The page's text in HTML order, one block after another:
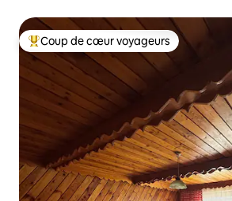
Coup de cœur voyageurs parmi les
Coup de cœur voyageurs